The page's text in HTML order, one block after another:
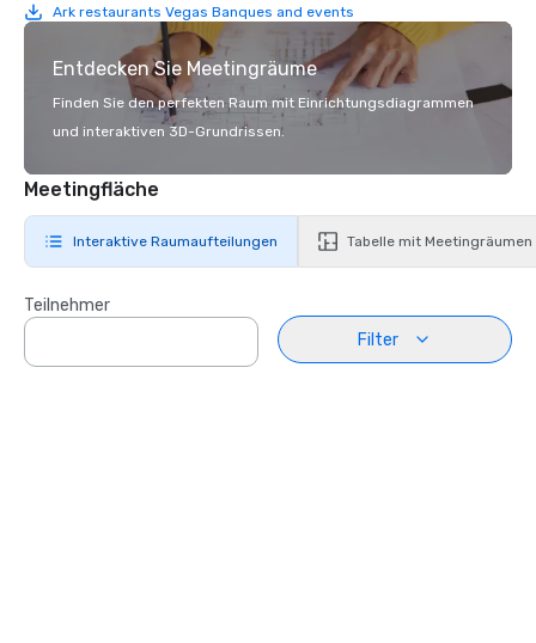
Ark restaurants Vegas Banques and events
Entdecken Sie Meetingräume
Finden Sie den perfekten Raum mit Einrichtungsdiagrammen
und interaktiven 3D-Grundrissen.
Meetingfläche
Interaktive Raumaufteilungen Tabelle mit Meetingräumen
Teilnehmer
Filter